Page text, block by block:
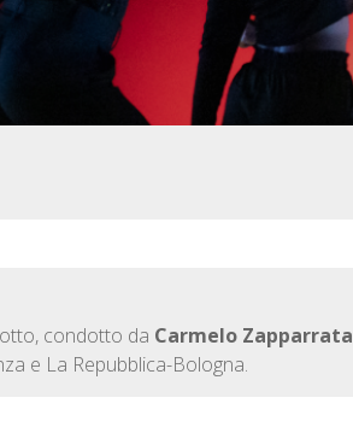
condotto da Carmelo Zapparrata
e La Repubblica-Bologna.